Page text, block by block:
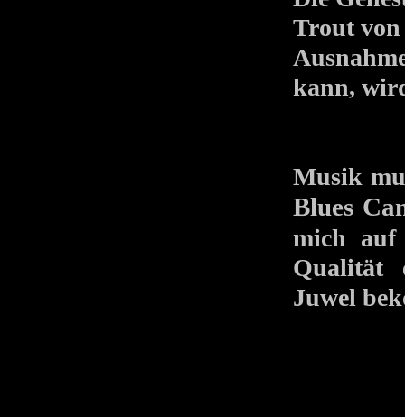
Trout von
kann,
Musik
Blues
mich auf
Qualität
Juwel